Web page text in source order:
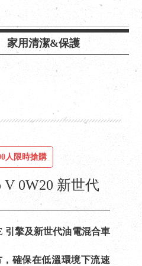
家用清潔&保護
V 0W20 新世代
人限時搶購
引擎及新世代油電混合車
確保在低溫環境下流速